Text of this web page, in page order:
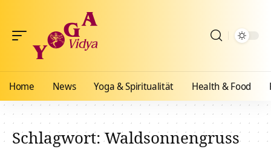
Home News Yoga & Spiritualität Health & Food
Schlagwort:Waldsonnengruss